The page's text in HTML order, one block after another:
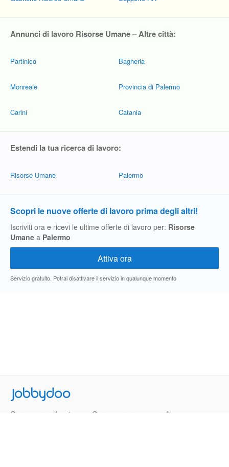
Annunci di lavoro Risorse Umane – Altre città:
Partinico
Monreale
Carini
Bagheria
Provincia di Palermo
Catania
Estendi la tua ricerca di lavoro:
Risorse Umane Palermo
Scopri le nuove offerte di lavoro prima degli altri!
Iscriviti ora e ricevi le ultime offerte di lavoro per: Risorse
Umane a Palermo
Servizio gratuito. Potrai disattivare il servizio in qualunque momento
Jobbydoo
Cerca per professione
Cerca per area geografica